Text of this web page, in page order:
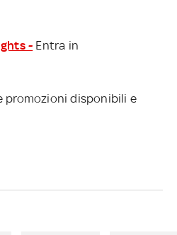
- Entra in
promozioni disponibili e